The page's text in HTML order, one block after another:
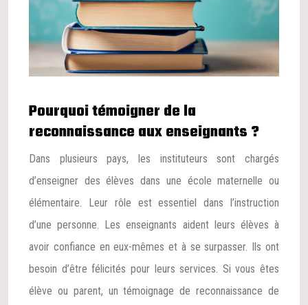
Pourquoi témoigner de la
reconnaissance aux enseignants ?
Dans plusieurs pays, les instituteurs sont chargés
d’enseigner des élèves dans une école maternelle ou
élémentaire. Leur rôle est essentiel dans l’instruction
d’une personne. Les enseignants aident leurs élèves à
avoir confiance en eux-mêmes et à se surpasser. Ils ont
besoin d’être félicités pour leurs services. Si vous êtes
élève ou parent, un témoignage de reconnaissance de